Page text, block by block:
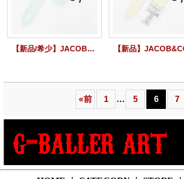
【新品/希少】JACOB&CO ジェイコブ ファイブタイムゾーン 47mm用 純正 ラバーベルト パステルブルー
«前 1 ... 5 6 7